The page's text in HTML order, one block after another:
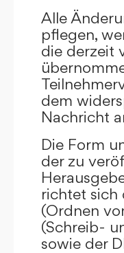
Alle
pflegen,
die derzeit
dem
Nachricht
Die Form
der zu
richtet sich
(Ordnen
(Schreib-
sowie der